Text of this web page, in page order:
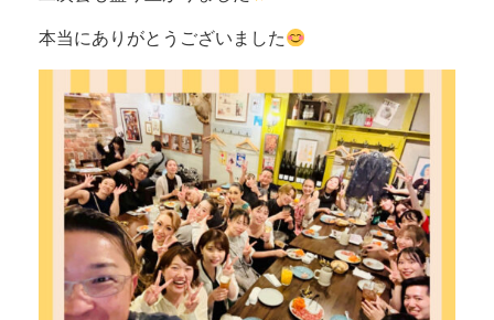
本当にありがとうございました